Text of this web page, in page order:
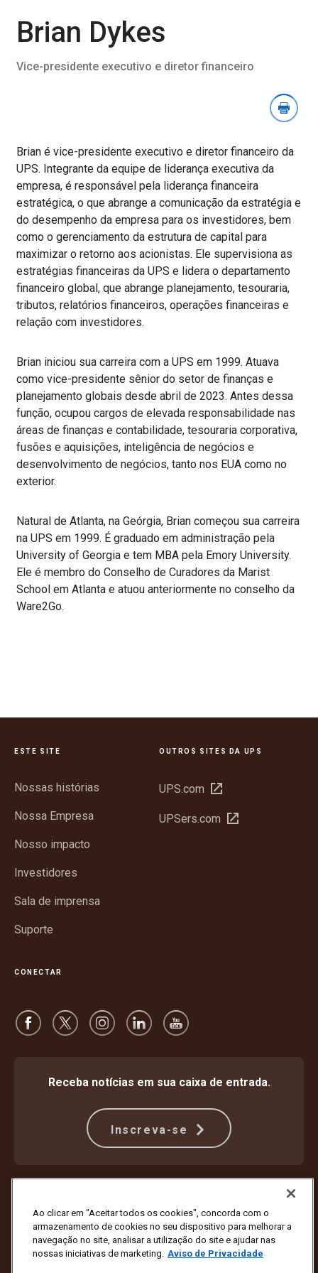
Brian Dykes
Vice-presidente executivo e diretor financeiro
Brian é vice-presidente executivo e diretor financeiro da
UPS. Integrante da equipe de liderança executiva da
empresa, é responsável pela liderança financeira
estratégica, o que abrange a comunicação da estratégia e
do desempenho da empresa para os investidores, bem
como o gerenciamento da estrutura de capital para
maximizar o retorno aos acionistas. Ele supervisiona as
estratégias financeiras da UPS e lidera o departamento
financeiro global, que abrange planejamento, tesouraria,
tributos, relatórios financeiros, operações financeiras e
relação com investidores.
Brian iniciou sua carreira com a UPS em 1999. Atuava
como vice-presidente sênior do setor de finanças e
planejamento globais desde abril de 2023. Antes dessa
função, ocupou cargos de elevada responsabilidade nas
áreas de finanças e contabilidade, tesouraria corporativa,
fusões e aquisições, inteligência de negócios e
desenvolvimento de negócios, tanto nos EUA como no
exterior.
Natural de Atlanta, na Geórgia, Brian começou sua carreira
na UPS em 1999. É graduado em administração pela
University of Georgia e tem MBA pela Emory University.
Ele é membro do Conselho de Curadores da Marist
School em Atlanta e atuou anteriormente no conselho da
Ware2Go.
imagens
download
ESTE SITE
Nossas histórias
Nossa Empresa
Nosso impacto
Investidores
Sala de imprensa
Suporte
OUTROS SITES DA UPS
UPS.com Abrir
nova
UPSers.com Abrir
CONECTAR
Receba notícias em sua caixa de entrada.
Inscreva-se
Configurações de cookies
Copyright © 1994 - 2026 United Parcel Service of America, Inc. Todos
os direitos reservados. Não deseja mais receber atualizações por e-
Ao clicar em "Aceitar todos os cookies", concorda com o
armazenamento de cookies no seu dispositivo para melhorar a
navegação no site, analisar a utilização do site e ajudar nas
nossas iniciativas de marketing. Aviso de Privacidade